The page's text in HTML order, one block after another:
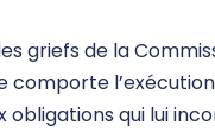
griefs de la
comporte
obligations qui lui